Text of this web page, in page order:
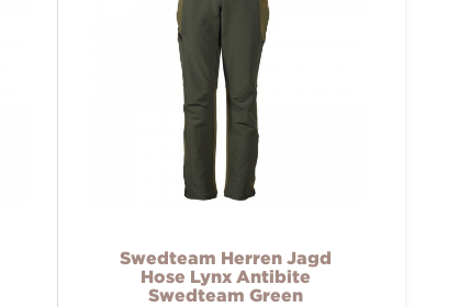
Swedteam Herren Jagd
Hose Lynx Antibite
Swedteam Green